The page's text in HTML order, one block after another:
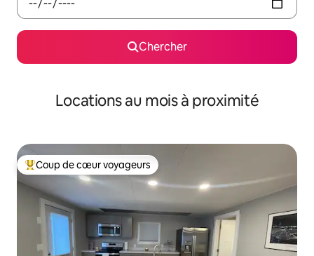
Chercher
Locations au mois à proximité
Coup de cœur voyageurs parmi les plus aimés
Coup de cœur voyageurs